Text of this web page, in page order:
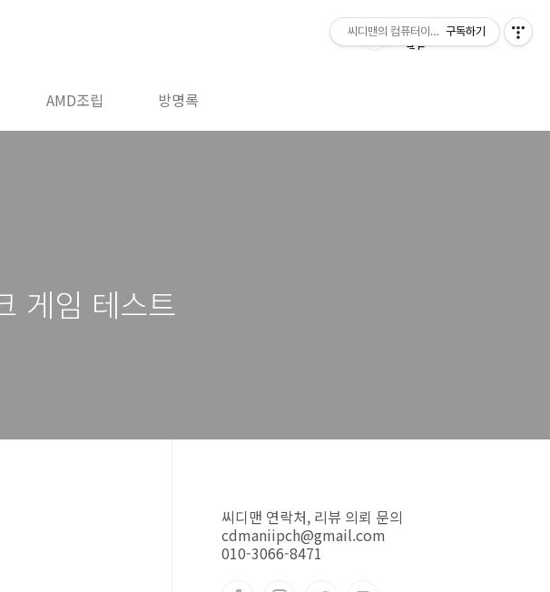
AMD조립 방명록
게임 테스트
씨디맨 연락처, 리뷰 의뢰 문의
cdmaniipch@gmail.com
010-3066-8471
씨디맨의 컴퓨터이야기구독하기